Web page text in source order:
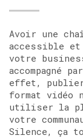
Avoir une
accessible
votre
accompagné
effet, publier
format vidéo
utiliser la
votre
Silence, ça